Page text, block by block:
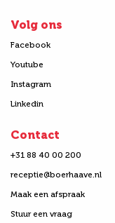
Volg ons
Facebook
Youtube
Instagram
Linkedin
Contact
+31 88 40 00 200
receptie@boerhaave.nl
Maak een afspraak
Stuur een vraag